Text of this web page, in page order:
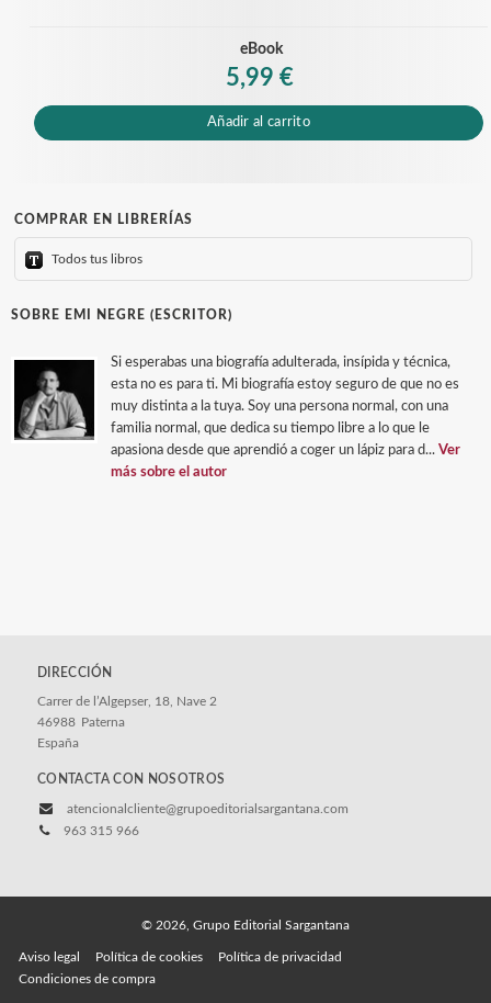
eBook
5,99 €
Añadir al carrito
COMPRAR EN LIBRERÍAS
Todos tus libros
SOBRE EMI NEGRE (ESCRITOR)
Si esperabas una biografía adulterada, insípida y técnica,
esta no es para ti. Mi biografía estoy seguro de que no es
muy distinta a la tuya. Soy una persona normal, con una
familia normal, que dedica su tiempo libre a lo que le
apasiona desde que aprendió a coger un lápiz para d... Ver
más sobre el autor
DIRECCIÓN
Carrer de l’Algepser, 18, Nave 2
46988 Paterna
España
CONTACTA CON NOSOTROS
atencionalcliente@grupoeditorialsargantana.com
963 315 966
© 2026, Grupo Editorial Sargantana
Aviso legal Política de cookies
Política de privacidad
Condiciones de compra